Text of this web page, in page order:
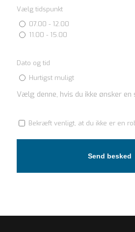
MM
ÅÅÅÅ
Vælg tidspunkt
07.00 - 12.00
11.00 - 15.00
Dato og tid
Hurtigst muligt
Vælg denne, hvis du ikke ønsker en
(Påkrævet)
Bekræft venligt, at du ikke er en